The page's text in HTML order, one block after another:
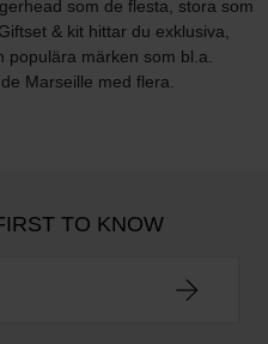
som de flesta, stora som
& kit hittar du exklusiva,
populära märken som bl.a.
Marseille med flera.
TO KNOW